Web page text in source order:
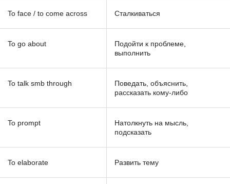
To face / to come across Сталкиваться
To go about
Подойти к проблеме,
выполнить
To talk smb through
Поведать, объяснить,
рассказать кому-либо
To prompt
Натолкнуть на мысль,
подсказать
To elaborate Развить тему